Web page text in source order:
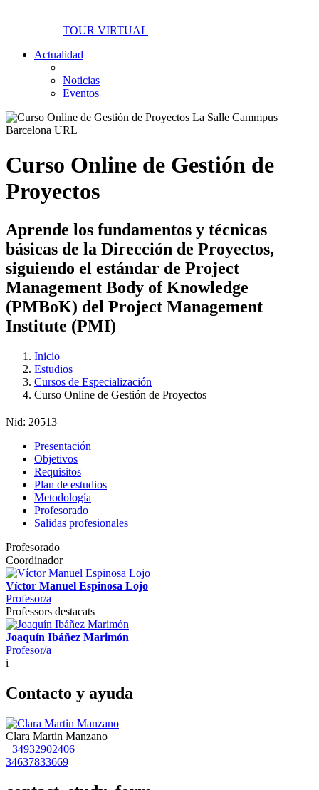
TOUR VIRTUAL
Actualidad
Noticias
Eventos
Curso Online de Gestión de
Proyectos
Aprende los fundamentos y técnicas
básicas de la Dirección de Proyectos,
siguiendo el estándar de Project
Management Body of Knowledge
(PMBoK) del Project Management
Institute (PMI)
Inicio
Estudios
Cursos de Especialización
Curso Online de Gestión de Proyectos
Nid: 20513
Presentación
Objetivos
Requisitos
Plan de estudios
Metodología
Profesorado
Salidas profesionales
Profesorado
Coordinador
Víctor Manuel Espinosa Lojo
Profesor/a
Professors destacats
Joaquín Ibáñez Marimón
Profesor/a
i
Contacto y ayuda
Clara Martin Manzano
+34932902406
34637833669